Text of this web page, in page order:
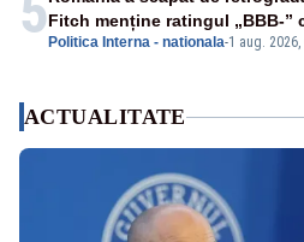
Politica Interna - nationala-1 aug. 2026,
Fitch menține ratingul „BBB-”
ACTUALITATE